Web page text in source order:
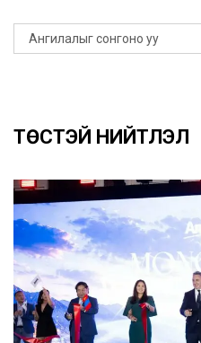
ТӨСТЭЙ НИЙТЛЭЛ